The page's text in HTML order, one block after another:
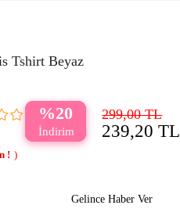
Tshirt Beyaz
20 299,00 TL
239,20 TL
Gelince Haber Ver